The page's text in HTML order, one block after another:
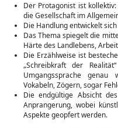
Der Protagonist ist
die Gesellschaft im
Die Handlung entwickelt
Das Thema spiegelt die
Härte des Landlebens,
Die Erzählweise ist
„Schreibkraft der
Umgangssprache genau
Vokabeln, Zögern, sogar
Die endgültige Absicht
Anprangerung, wobei
Aspekte geopfert werden.